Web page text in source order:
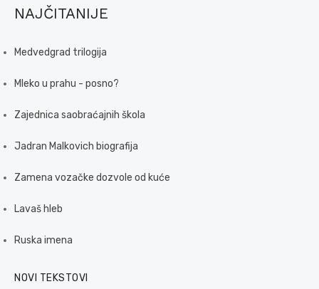
NAJČITANIJE
Medvedgrad trilogija
Mleko u prahu - posno?
Zajednica saobraćajnih škola
Jadran Malkovich biografija
Zamena vozačke dozvole od kuće
Lavaš hleb
Ruska imena
NOVI TEKSTOVI